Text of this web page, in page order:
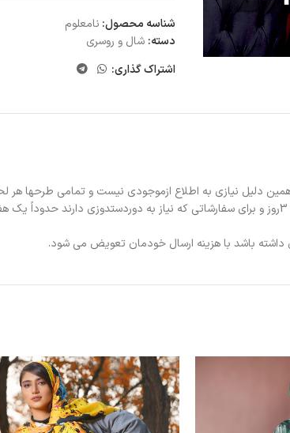
شناسه محصول: نامعلوم
دسته: شال و روسری
اشتراک گذاری:
دلیل نیازی به اطلاع ازموجودی نیست و تمامی طرحها هر
داشته باشد با هزینه ارسال خودمان تعویض می شود.